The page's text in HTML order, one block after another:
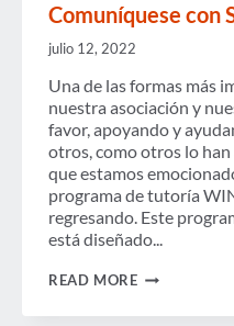
PANDEMIA
Comuníquese con
julio 12, 2022
Una de las formas más
nuestra asociación y
favor, apoyando y
otros, como otros lo han
que estamos
programa de tutoría
regresando. Este
está diseñado...
READ MORE